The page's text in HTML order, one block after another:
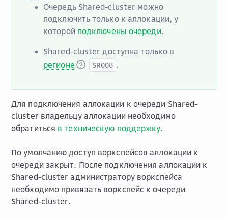
Очередь Shared-cluster можно
подключить только к аллокации, у
которой подключены очереди.
Shared-cluster доступна только в
регионе
SR008 .
Для подключения аллокации к очереди Shared-
cluster владельцу аллокации необходимо
обратиться в техническую поддержку.
По умолчанию доступ воркспейсов аллокации к
очереди закрыт. После подключения аллокации к
Shared-cluster администратору воркспейса
необходимо привязать воркспейс к очереди
Shared-cluster.